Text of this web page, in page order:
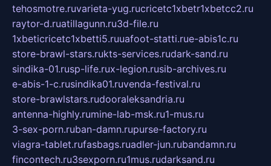
tehosmotre.ruvarieta-yug.rucricetc1xbetr1xbetcc2.ru
raytor-d.ruatillagunn.ru3d-file.ru
1xbeticricetc1xbetti5.ruuafoot-statti.rue-abis1c.ru
store-brawl-stars.rukts-services.rudark-sand.ru
sindika-01.rusp-life.rux-legion.rusib-archives.ru
e-abis-1-c.rusindika01.ruvenda-festival.ru
store-brawlstars.rudooraleksandria.ru
antenna-highly.rumine-lab-msk.ru1-mus.ru
3-sex-porn.ruban-damn.rupurse-factory.ru
viagra-tablet.rufasbags.ruadler-jun.rubandamn.ru
fincontech.ru3sexporn.ru1mus.rudarksand.ru